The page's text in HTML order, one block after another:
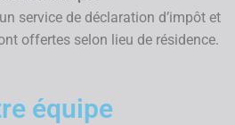
service de déclaration d’impôt et
offertes selon lieu de résidence.
équipe